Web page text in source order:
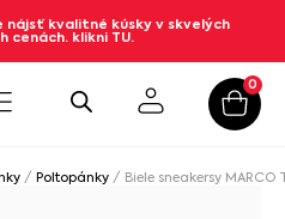
nájsť kvalitné kúsky v skvelých
cenách. klikni TU.
0
/ Poltopánky / Biele sneakersy MARCO